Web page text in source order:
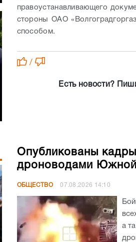
правоустанавливающего
стороны ОАО
способом.
/
Есть новости?
Опубликованы
дроноводами Южной
ОБЩЕСТВО 07.08.2026 14:10
а